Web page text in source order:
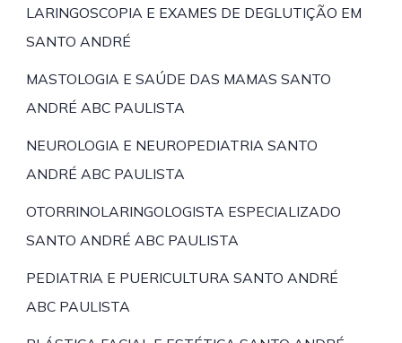
LARINGOSCOPIA E EXAMES DE DEGLUTIÇÃO EM
SANTO ANDRÉ
MASTOLOGIA E SAÚDE DAS MAMAS SANTO
ANDRÉ ABC PAULISTA
NEUROLOGIA E NEUROPEDIATRIA SANTO
ANDRÉ ABC PAULISTA
OTORRINOLARINGOLOGISTA ESPECIALIZADO
SANTO ANDRÉ ABC PAULISTA
PEDIATRIA E PUERICULTURA SANTO ANDRÉ
ABC PAULISTA